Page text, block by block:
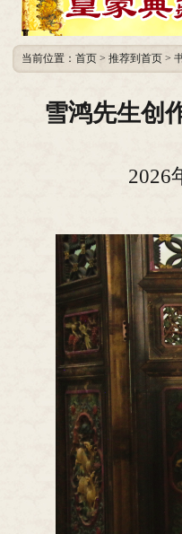
·圆梦助学 爱心传递—
当前位置： 首页 > 推荐到首页 >
雪鸿先生创
2026